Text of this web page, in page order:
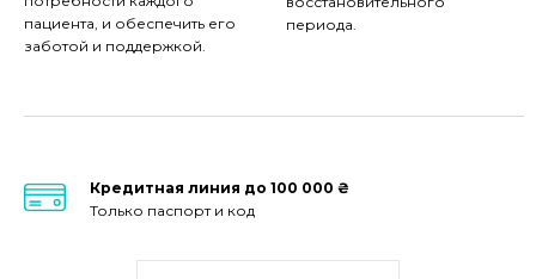
пациента, и обеспечить его
заботой и поддержкой.
периода.
Кредитная линия до 100 000 ₴
Только паспорт и код